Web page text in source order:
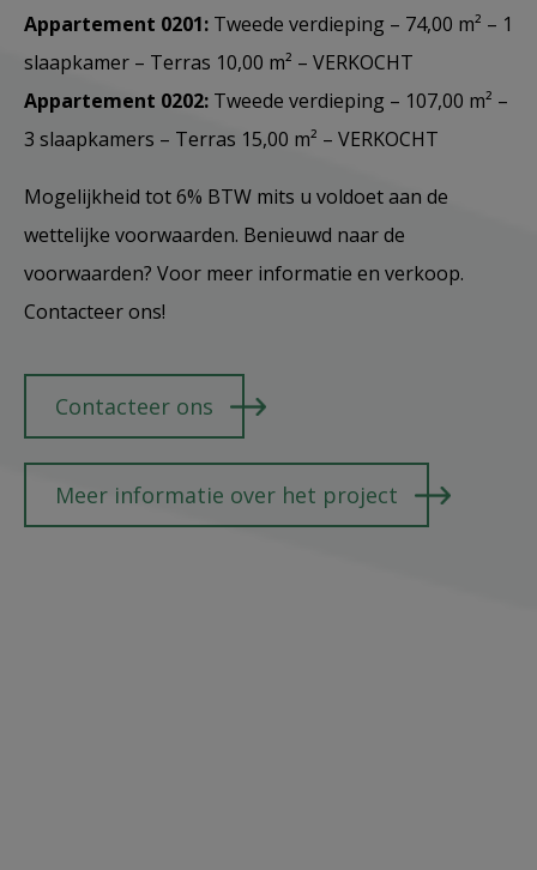
Appartement 0201: Tweede verdieping – 74,00 m² – 1
slaapkamer – Terras 10,00 m² – VERKOCHT
Appartement 0202: Tweede verdieping – 107,00 m² –
3 slaapkamers – Terras 15,00 m² – VERKOCHT
Mogelijkheid tot 6% BTW mits u voldoet aan de
wettelijke voorwaarden. Benieuwd naar de
voorwaarden? Voor meer informatie en verkoop.
Contacteer ons!
Contacteer ons
Meer informatie over het project